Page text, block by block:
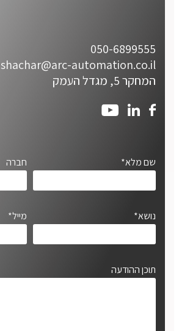
050-6899555
shachar@arc-automation.co.il
המחקר 5, מגדל העמק
שם מלא* חברה
נושא* מייל*
תוכן ההודעה